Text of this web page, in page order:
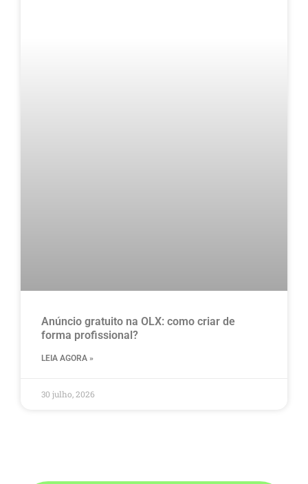
Anúncio gratuito na OLX​: como criar de
forma profissional?
LEIA AGORA »
30 julho, 2026